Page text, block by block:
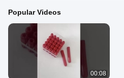
Popular Videos
00:08